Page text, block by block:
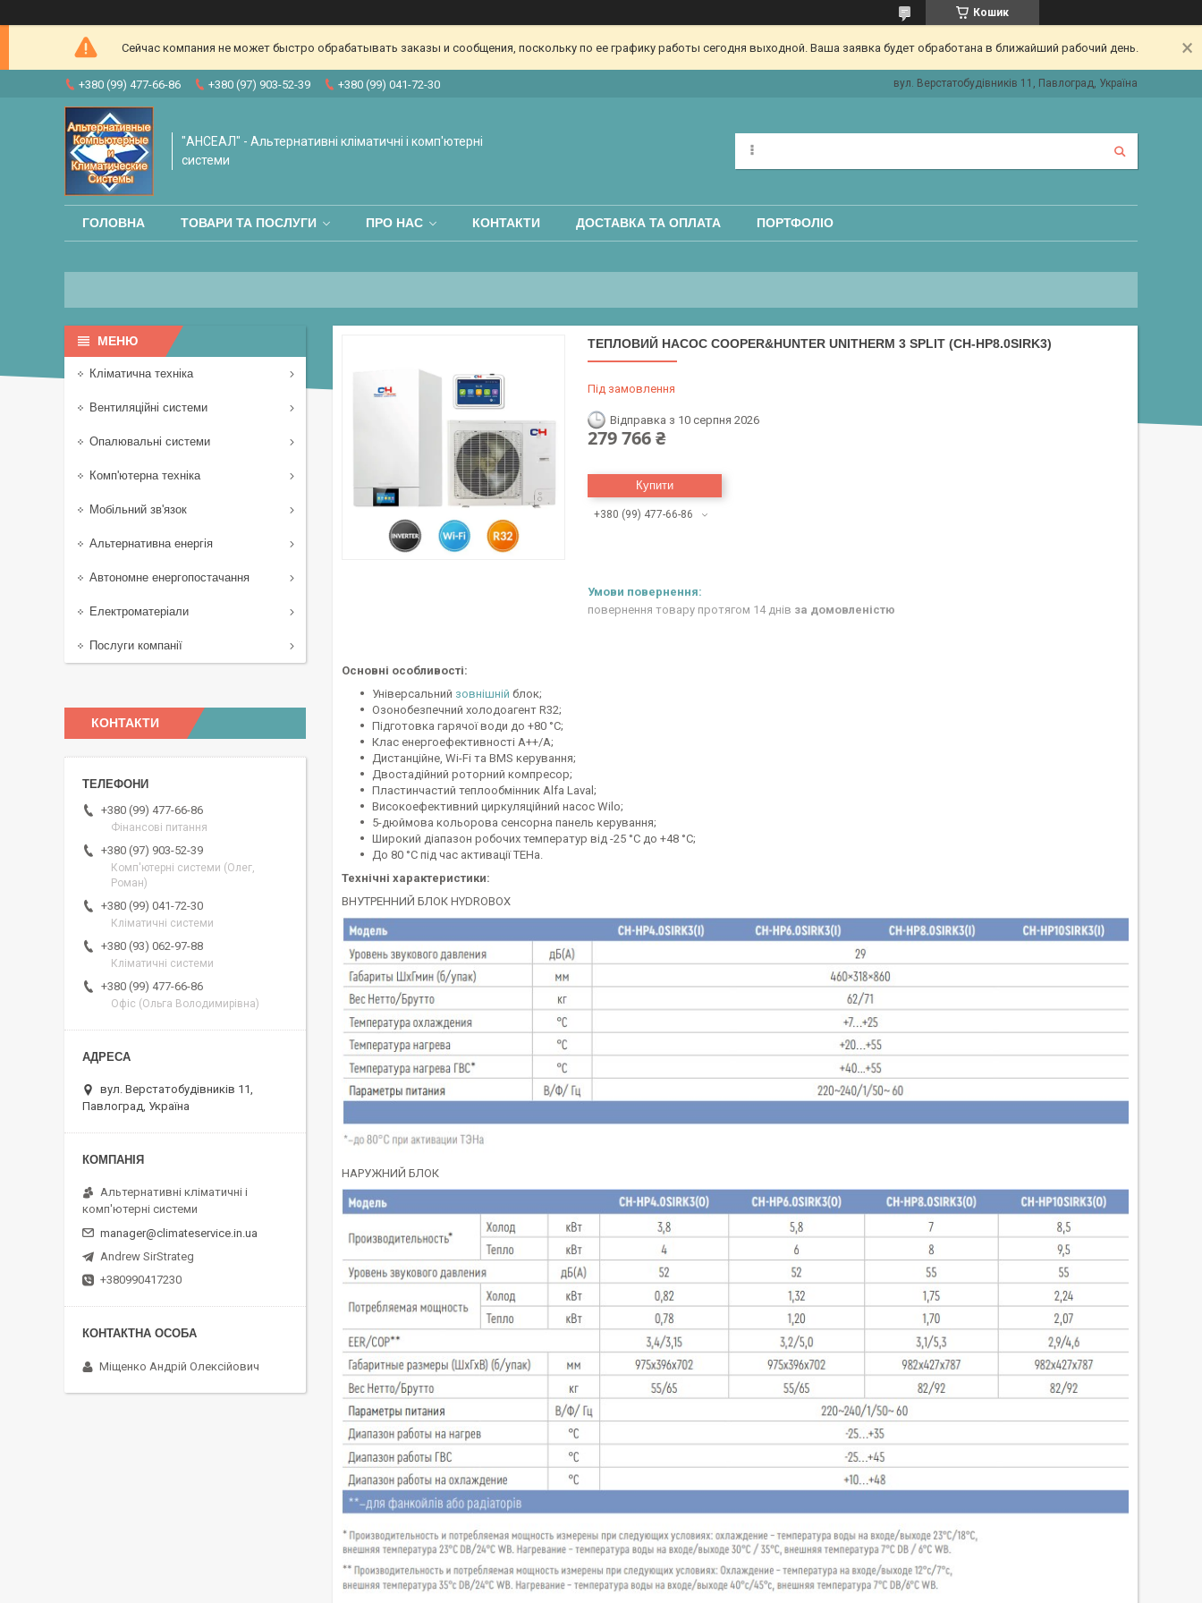
Кошик
Сейчас компания не может быстро обрабатывать заказы и сообщения, поскольку по ее графику работы сегодня выходной. Ваша заявка будет обработана в ближайший рабочий день.
+380 (99) 477-66-86 +380 (97) 903-52-39 +380 (99) 041-72-30 вул. Верстатобудівників 11, Павлоград, Україна
"АНСЕАЛ" - Альтернативні кліматичні і комп'ютерні
системи
ГОЛОВНА ТОВАРИ ТА ПОСЛУГИ ПРО НАС КОНТАКТИ ДОСТАВКА ТА ОПЛАТА ПОРТФОЛІО
ТЕПЛОВИЙ НАСОС COOPER&HUNTER UNITHERM 3 SPLIT (CH-HP8.0SIRK3)
Під замовлення
Відправка з 10 серпня 2026
279 766 ₴
Купити
+380 (99) 477-66-86
повернення товару протягом 14 днів за домовленістю
Основні особливості:
Універсальний зовнішній блок;
Озонобезпечний холодоагент R32;
Підготовка гарячої води до +80 °C;
Клас енергоефективності А++/А;
Дистанційне, Wi-Fi та BMS керування;
Двостадійний роторний компресор;
Пластинчастий теплообмінник Alfa Laval;
Високоефективний циркуляційний насос Wilo;
5-дюймова кольорова сенсорна панель керування;
Широкий діапазон робочих температур від -25 °C до +48 °C;
До 80 °C під час активації ТЕНа.
Технічні характеристики:
ВНУТРЕННИЙ БЛОК HYDROBOX
НАРУЖНИЙ БЛОК
Кліматична техніка
Вентиляційні системи
Опалювальні системи
Комп'ютерна техніка
Мобільний зв'язок
Альтернативна енергія
Автономне енергопостачання
Електроматеріали
Послуги компанії
КОНТАКТИ
+380 (99) 477-66-86
Фінансові питання
+380 (97) 903-52-39
Комп'ютерні системи (Олег,
Роман)
+380 (99) 041-72-30
Кліматичні системи
+380 (93) 062-97-88
Кліматичні системи
+380 (99) 477-66-86
Офіс (Ольга Володимирівна)
вул. Верстатобудівників 11,
Павлоград, Україна
Альтернативні кліматичні і
комп'ютерні системи
manager@climateservice.in.ua
Andrew SirStrateg
+380990417230
Міщенко Андрій Олексійович